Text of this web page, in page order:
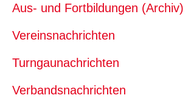
Aus- und Fortbildungen (Archiv)
Vereinsnachrichten
Turngaunachrichten
Verbandsnachrichten